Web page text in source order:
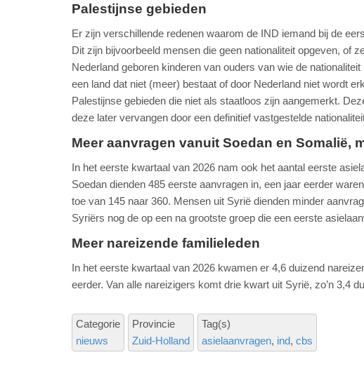
Palestijnse gebieden
Er zijn verschillende redenen waarom de IND iemand bij de
Dit zijn bijvoorbeeld mensen die geen nationaliteit opgeven, of
Nederland geboren kinderen van ouders van wie de
een land dat niet (meer) bestaat of door Nederland niet wordt
Palestijnse gebieden die niet als staatloos zijn aangemerkt.
deze later vervangen door een definitief vastgestelde
Meer aanvragen vanuit Soedan en Somalië,
In het eerste kwartaal van 2026 nam ook het aantal eerste
Soedan dienden 485 eerste aanvragen in, een jaar eerder
toe van 145 naar 360. Mensen uit Syrië dienden minder
Syriërs nog de op een na grootste groep die een eerste
Meer nareizende familieleden
In het eerste kwartaal van 2026 kwamen er 4,6 duizend
eerder. Van alle nareizigers komt drie kwart uit Syrië, zo’n 3,4
Categorie
nieuws
Provincie
Zuid-Holland
Tag(s)
asielaanvragen ind cbs